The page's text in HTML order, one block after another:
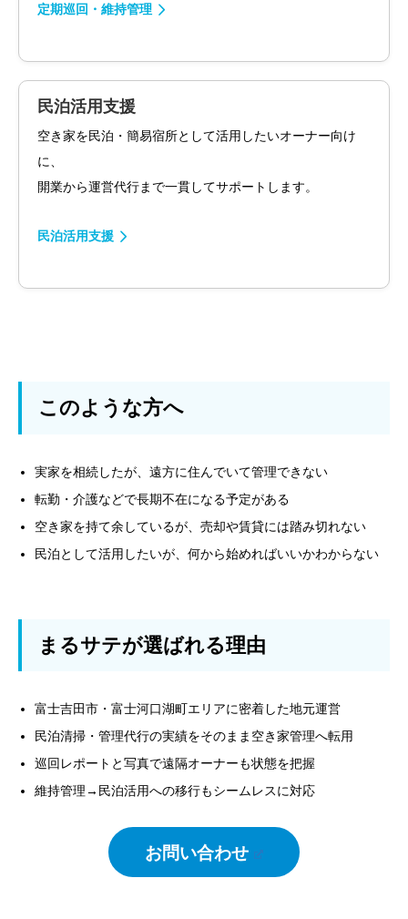
定期巡回・維持管理
民泊活用支援
空き家を民泊・簡易宿所として活用したいオーナー向け
に、
開業から運営代行まで一貫してサポートします。
民泊活用支援
このような方へ
実家を相続したが、遠方に住んでいて管理できない
転勤・介護などで長期不在になる予定がある
空き家を持て余しているが、売却や賃貸には踏み切れない
民泊として活用したいが、何から始めればいいかわからない
まるサテが選ばれる理由
富士吉田市・富士河口湖町エリアに密着した地元運営
民泊清掃・管理代行の実績をそのまま空き家管理へ転用
巡回レポートと写真で遠隔オーナーも状態を把握
維持管理→民泊活用への移行もシームレスに対応
お問い合わせ